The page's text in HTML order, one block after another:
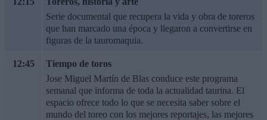
Serie documental que recupera la vida y obra de toreros
que han marcado una época y llegaron a convertirse en
figuras de la tauromaquia.
12:45
Tiempo de toros
Jose Miguel Martín de Blas conduce este programa
semanal que informa de toda la actualidad taurina. El
espacio ofrece todo lo que se necesita saber sobre el
mundo del toreo con los mejores reportajes, las mejores